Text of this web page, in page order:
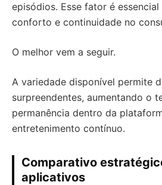
episódios. Esse fator é
conforto e continuidade no
O melhor vem a seguir.
A variedade disponível permite
surpreendentes, aumentando o
permanência dentro da
entretenimento contínuo.
Comparativo
aplicativos